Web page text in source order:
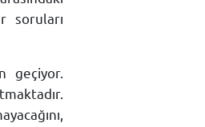
soruları
geçiyor.